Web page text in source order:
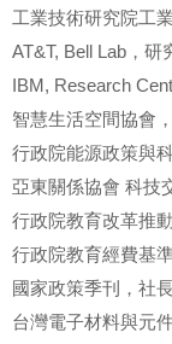
工業技術研究院工
AT&T, Bell Lab，研
IBM, Research
智慧生活空間協會
行政院能源政策與
亞東關係協會 科技
行政院教育改革推
行政院教育經費基
國家政策季刊，社
台灣電子材料與元